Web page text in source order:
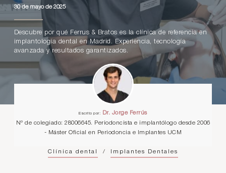
30 de mayo de 2025
Descubre por qué Ferrus & Bratos es la clínica de referencia en
implantología dental en Madrid. Experiencia, tecnología
avanzada y resultados garantizados.
Escrito por:
Dr. Jorge Ferrús
Nº de colegiado: 28006645. Periodoncista e implantólogo desde 2006
- Máster Oficial en Periodoncia e Implantes UCM
Clínica dental / Implantes Dentales